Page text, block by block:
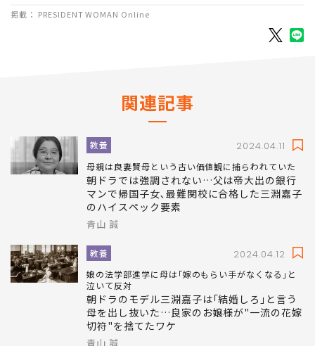
教養 2024.04.11
母親は良妻賢母という古い価値観に捕らわれていた
朝ドラでは強調されない…父は帝大出の銀行
のハイスペック要素
青山 誠
教養 2024.04.12
娘の法学部進学に母は｢嫁のもらい手がなくなる｣と
泣いて反対